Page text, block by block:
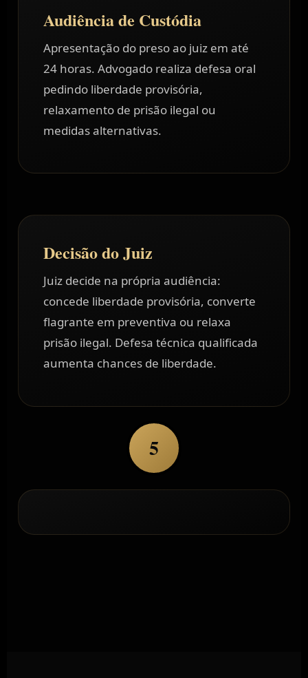
Audiência de Custódia
Apresentação do preso ao juiz em até
24 horas. Advogado realiza defesa oral
pedindo liberdade provisória,
relaxamento de prisão ilegal ou
medidas alternativas.
Decisão do Juiz
Juiz decide na própria audiência:
concede liberdade provisória, converte
flagrante em preventiva ou relaxa
prisão ilegal. Defesa técnica qualificada
aumenta chances de liberdade.
5